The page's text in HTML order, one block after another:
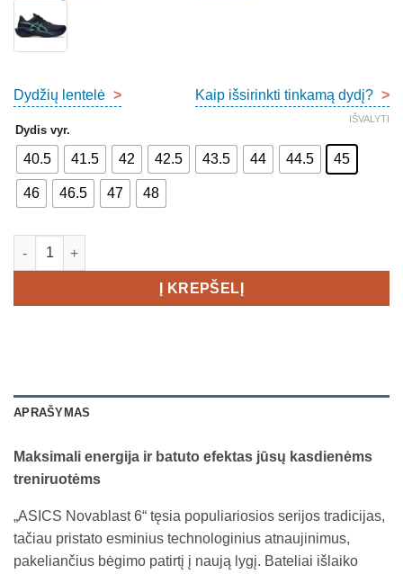
Dydžių lentelė > Kaip išsirinkti tinkamą dydį? >
Dydis vyr.
40.5 41.5 42 42.5 43.5 44 44.5 45
46 46.5 47 48
IŠVALYTI
produkto kiekis: Asics Novablast 6 Men's
Į KREPŠELĮ
APRAŠYMAS
Maksimali energija ir batuto efektas jūsų kasdienėms
treniruotėms
„ASICS Novablast 6“ tęsia populiariosios serijos tradicijas,
tačiau pristato esminius technologinius atnaujinimus,
pakeliančius bėgimo patirtį į naują lygį. Bateliai išlaiko